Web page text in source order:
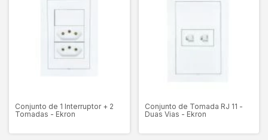
Conjunto de 1 Interruptor + 2
Tomadas - Ekron
Conjunto de Tomada RJ 11 -
Duas Vias - Ekron